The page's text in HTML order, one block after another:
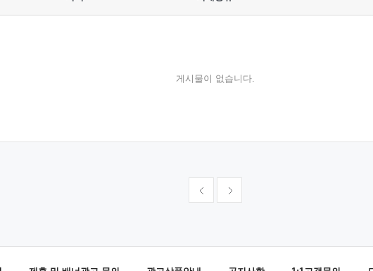
게시물이 없습니다.